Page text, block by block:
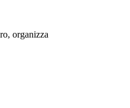
organizza